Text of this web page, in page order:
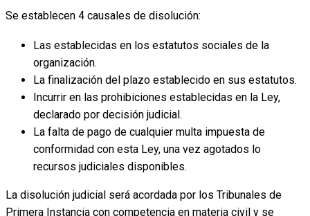
Se establecen 4 causales de disolución:
Las establecidas en los estatutos sociales de la
organización.
La finalización del plazo establecido en sus estatutos.
Incurrir en las prohibiciones establecidas en la Ley,
declarado por decisión judicial.
La falta de pago de cualquier multa impuesta de
conformidad con esta Ley, una vez agotados lo
recursos judiciales disponibles.
La disolución judicial será acordada por los Tribunales de
Primera Instancia con competencia en materia civil y se